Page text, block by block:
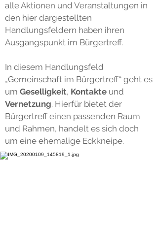
alle Aktionen und Veranstaltungen in
den hier dargestellten
Handlungsfeldern haben ihren
Ausgangspunkt im Bürgertreff.
In diesem Handlungsfeld
„Gemeinschaft im Bürgertreff“ geht es
um Geselligkeit, Kontakte und
Vernetzung. Hierfür bietet der
Bürgertreff einen passenden Raum
und Rahmen, handelt es sich doch
um eine ehemalige Eckkneipe.